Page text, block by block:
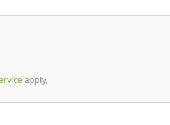
apply.